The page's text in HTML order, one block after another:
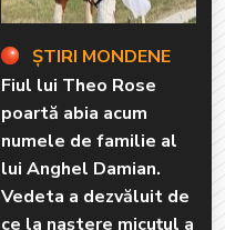
ȘTIRI MONDENE
Fiul lui Theo Rose
poartă abia acum
numele de familie al
lui Anghel Damian.
Vedeta a dezvăluit de
ce la naștere micuțul a